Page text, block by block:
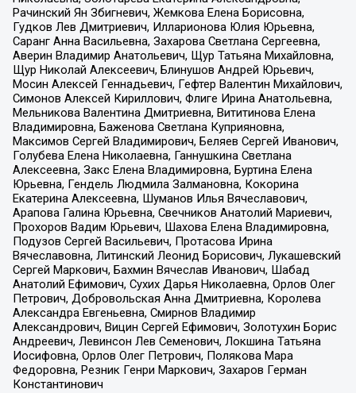
Рачинский Ян Збигневич, Жемкова Елена Борисовна,
Гудков Лев Дмитриевич, Илларионова Юлия Юрьевна,
Саранг Анна Васильевна, Захарова Светлана Сергеевна,
Аверин Владимир Анатольевич, Щур Татьяна Михайловна,
Щур Николай Алексеевич, Блинушов Андрей Юрьевич,
Мосин Алексей Геннадьевич, Гефтер Валентин Михайлович,
Симонов Алексей Кириллович, Флиге Ирина Анатольевна,
Мельникова Валентина Дмитриевна, Вититинова Елена
Владимировна, Баженова Светлана Куприяновна,
Максимов Сергей Владимирович, Беляев Сергей Иванович,
Голубева Елена Николаевна, Ганнушкина Светлана
Алексеевна, Закс Елена Владимировна, Буртина Елена
Юрьевна, Гендель Людмила Залмановна, Кокорина
Екатерина Алексеевна, Шуманов Илья Вячеславович,
Арапова Галина Юрьевна, Свечников Анатолий Мариевич,
Прохоров Вадим Юрьевич, Шахова Елена Владимировна,
Подузов Сергей Васильевич, Протасова Ирина
Вячеславовна, Литинский Леонид Борисович, Лукашевский
Сергей Маркович, Бахмин Вячеслав Иванович, Шабад
Анатолий Ефимович, Сухих Дарья Николаевна, Орлов Олег
Петрович, Добровольская Анна Дмитриевна, Королева
Александра Евгеньевна, Смирнов Владимир
Александрович, Вицин Сергей Ефимович, Золотухин Борис
Андреевич, Левинсон Лев Семенович, Локшина Татьяна
Иосифовна, Орлов Олег Петрович, Полякова Мара
Федоровна, Резник Генри Маркович, Захаров Герман
Константинович